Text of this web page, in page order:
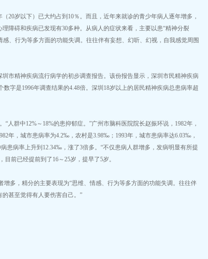
岁以下）已大约占到10％。而且，近年来就诊的青少年病人逐年增多，
障碍和疾病已发现有30多种。从病人的症状来看，主要以患“精神分裂
感、行为等多方面的功能失调。往往伴有妄想、幻听、幻视，自我感觉周围
市精神疾病流行病学的初步调查报告。该份报告显示，深圳市民精神疾病
字是1996年调查结果的4.48倍。深圳18岁以上的居民精神疾病总患病率超
人群中12%～18%的患抑郁症。”广州市脑科医院院长赵振环说，1982年，
年，城市患病率为4.2‰，农村是3.98‰；1993年，城市患病率达6.03‰，
患病率上升到12.34‰，涨了3倍多。“不仅患病人群增多，发病明显有所提
前已经提前到了16～25岁，提早了5岁。
，精分的主要表现为“思维、情感、行为等多方面的功能失调。往往伴
甚至觉得有人要伤害自己。”